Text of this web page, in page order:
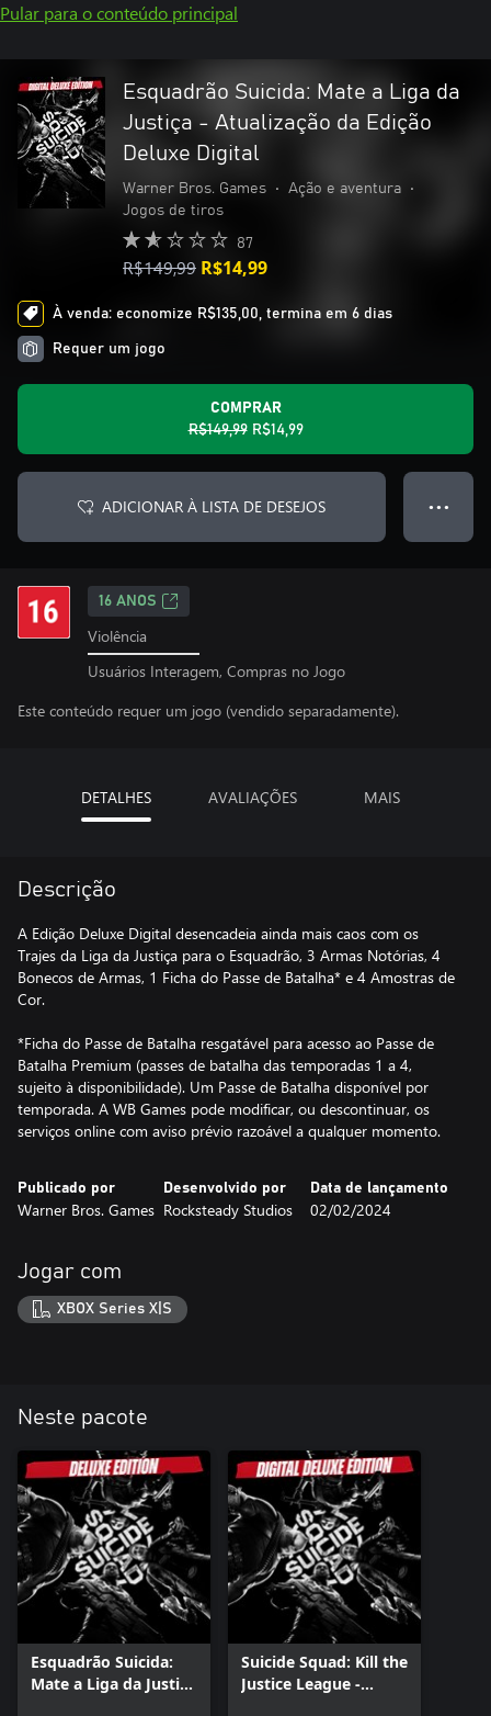
Pular para o conteúdo principal
Esquadrão Suicida: Mate a Liga da
Justiça - Atualização da Edição
Deluxe Digital
Warner Bros. Games • Ação e aventura
•
Jogos de tiros
87
R$149,99 R$14,99
À venda: economize R$135,00, termina em 6 dias
Requer um jogo
COMPRAR
R$149,99 R$14,99
ADICIONAR À LISTA DE DESEJOS ● ● ●
16 ANOS
Violência
Usuários Interagem, Compras no Jogo
Este conteúdo requer um jogo (vendido separadamente).
DETALHES AVALIAÇÕES MAIS
Descrição
A Edição Deluxe Digital desencadeia ainda mais caos com os
Trajes da Liga da Justiça para o Esquadrão, 3 Armas Notórias, 4
Bonecos de Armas, 1 Ficha do Passe de Batalha* e 4 Amostras de
Cor.
*Ficha do Passe de Batalha resgatável para acesso ao Passe de
Batalha Premium (passes de batalha das temporadas 1 a 4,
sujeito à disponibilidade). Um Passe de Batalha disponível por
temporada. A WB Games pode modificar, ou descontinuar, os
serviços online com aviso prévio razoável a qualquer momento.
Publicado por
Warner Bros. Games
Desenvolvido por
Rocksteady Studios
Data de lançamento
02/02/2024
Jogar com
XBOX Series X|S
Neste pacote
Esquadrão Suicida:
Mate a Liga da Justiça
Suicide Squad: Kill the
Justice League -